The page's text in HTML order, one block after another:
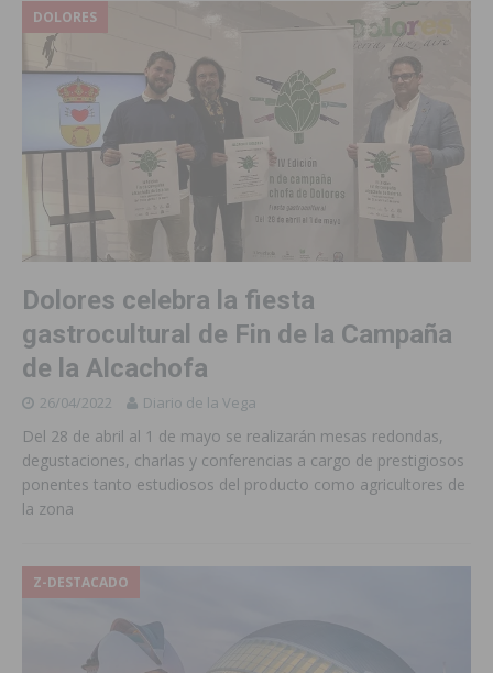
DOLORES
Dolores celebra la fiesta
gastrocultural de Fin de la Campaña
de la Alcachofa
26/04/2022 Diario de la Vega
Del 28 de abril al 1 de mayo se realizarán mesas redondas,
degustaciones, charlas y conferencias a cargo de prestigiosos
ponentes tanto estudiosos del producto como agricultores de
la zona
Z-DESTACADO